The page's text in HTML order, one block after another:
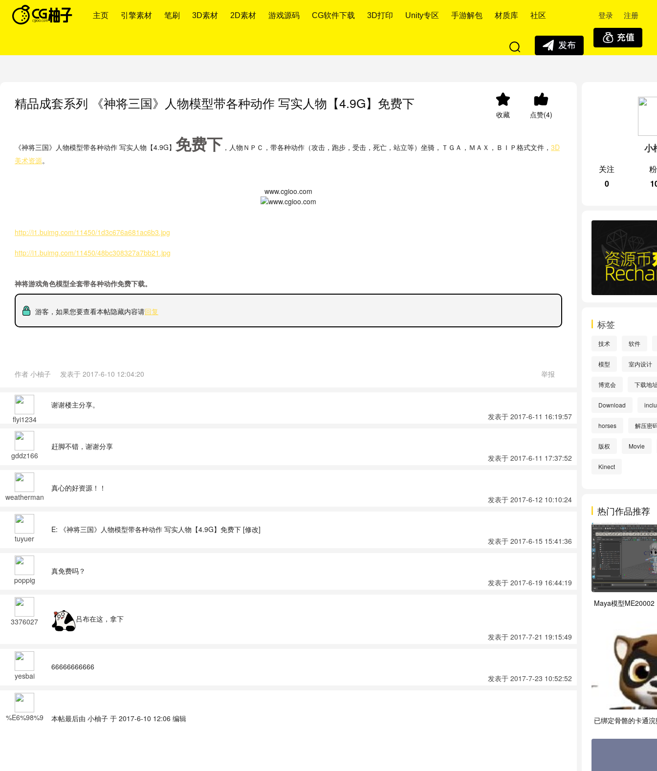
主页 引擎素材 笔刷 3D素材 2D素材 游戏源码 CG软件下载 3D打印 Unity专区 手游解包 材质库 社区 登录 注册
精品成套系列 《神将三国》人物模型带各种动作 写实人物【4.9G】免费下
收藏 点赞(4)
《神将三国》人物模型带各种动作 写实人物【4.9G】 免费下 ，人物ＮＰＣ，带各种动作（攻击，跑步，受击，死亡，站立等）坐骑，ＴＧＡ，ＭＡＸ，ＢＩＰ格式文件， 3D
美术资源。
www.cgioo.com
http://i1.buimg.com/11450/1d3c676a681ac6b3.jpg
http://i1.buimg.com/11450/48bc308327a7bb21.jpg
神将游戏角色模型全套带各种动作免费下载。
游客，如果您要查看本帖隐藏内容请回复
作者 小柚子 发表于 2017-6-10 12:04:20 举报
flyi1234
谢谢楼主分享。
发表于 2017-6-11 16:19:57
gddz166
赶脚不错，谢谢分享
发表于 2017-6-11 17:37:52
weatherman
真心的好资源！！
发表于 2017-6-12 10:10:24
tuyuer
E: 《神将三国》人物模型带各种动作 写实人物【4.9G】免费下 [修改]
发表于 2017-6-15 15:41:36
poppig
真免费吗？
发表于 2017-6-19 16:44:19
3376027
吕布在这，拿下
发表于 2017-7-21 19:15:49
yesbai
66666666666
发表于 2017-7-23 10:52:52
%E6%98%9
本帖最后由 小柚子 于 2017-6-10 12:06 编辑
小
关注
0
标签
技术 软件
模型 室内设计
博览会 下载地
Download
horses 解压密
版权 Movie
Kinect
热门作品推荐
Maya模型ME20002
已绑定骨骼的卡通